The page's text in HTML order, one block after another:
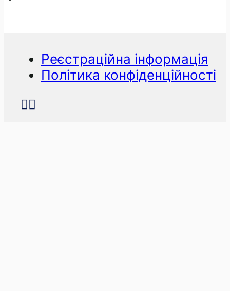
Реєстраційна інформація
Політика конфіденційності